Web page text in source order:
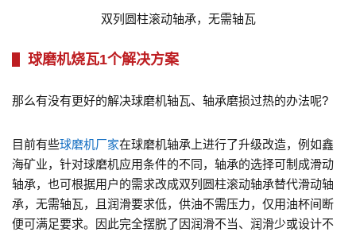
双列圆柱滚动轴承，无需轴瓦
球磨机烧瓦1个解决方案
那么有没有更好的解决球磨机轴瓦、轴承磨损过热的办法呢?
目前有些球磨机厂家在球磨机轴承上进行了升级改造，例如鑫
海矿业，针对球磨机应用条件的不同，轴承的选择可制成滑动
轴承，也可根据用户的需求改成双列圆柱滚动轴承替代滑动轴
承，无需轴瓦，且润滑要求低，供油不需压力，仅用油杯间断
便可满足要求。因此完全摆脱了因润滑不当、润滑少或设计不